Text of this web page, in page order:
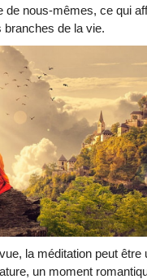
de nous-mêmes, ce qui
branches de la vie.
la méditation peut être
un moment